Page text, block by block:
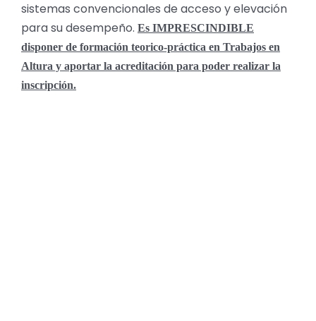
sistemas convencionales de acceso y elevación
para su desempeño. Es IMPRESCINDIBLE
disponer de formación teorico-práctica en Trabajos en
Altura y aportar la acreditación para poder realizar la
inscripción.